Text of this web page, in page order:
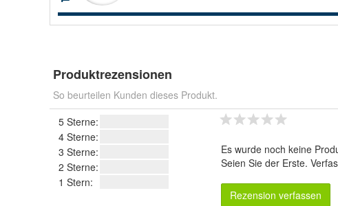
Produktrezensionen
So beurteilen Kunden dieses Produkt.
5 Sterne:
4 Sterne:
3 Sterne:
2 Sterne:
1 Stern:
Es wurde noch keine
Seien Sie der Erste.
Rezension verfassen